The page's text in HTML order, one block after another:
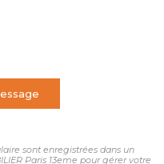
sont enregistrées dans un
Paris 13eme pour gérer votre